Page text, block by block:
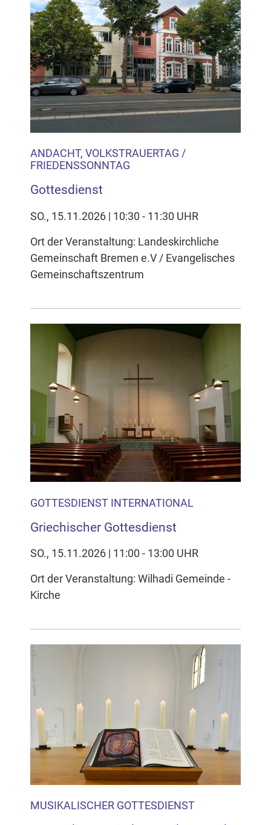
ANDACHT, VOLKSTRAUERTAG /
FRIEDENSSONNTAG
Gottesdienst
SO., 15.11.2026 | 10:30 - 11:30 UHR
Ort der Veranstaltung: Landeskirchliche
Gemeinschaft Bremen e.V / Evangelisches
Gemeinschaftszentrum
GOTTESDIENST INTERNATIONAL
Griechischer Gottesdienst
SO., 15.11.2026 | 11:00 - 13:00 UHR
Ort der Veranstaltung: Wilhadi Gemeinde -
Kirche
MUSIKALISCHER GOTTESDIENST